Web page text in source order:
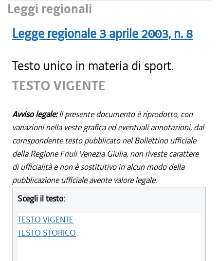
Leggi regionali
Legge regionale 3 aprile 2003, n. 8
Testo unico in materia di sport.
TESTO VIGENTE
Avviso legale:Il presente documento è riprodotto, con
variazioni nella veste grafica ed eventuali annotazioni, dal
corrispondente testo pubblicato nel Bollettino ufficiale
della Regione Friuli Venezia Giulia, non riveste carattere
di ufficialità e non è sostitutivo in alcun modo della
pubblicazione ufficiale avente valore legale.
Scegli il testo:
TESTO VIGENTE
TESTO STORICO